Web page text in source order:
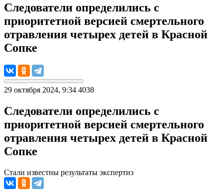
Следователи определились с
приоритетной версией смертельного
отравления четырех детей в Красной
Сопке
29 октября 2024, 9:34 4038
Следователи определились с
приоритетной версией смертельного
отравления четырех детей в Красной
Сопке
Стали известны результаты экспертиз